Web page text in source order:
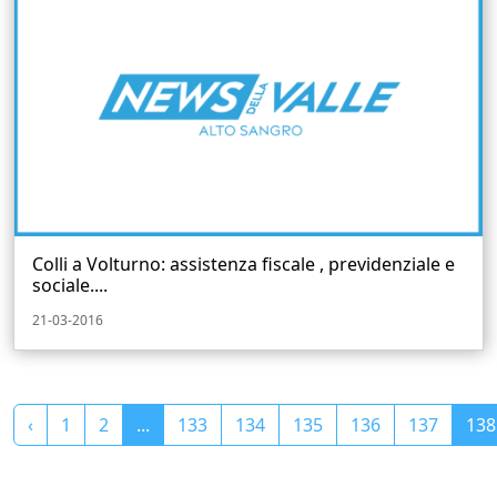
Colli a Volturno: assistenza fiscale , previdenziale e
sociale....
21-03-2016
‹ 1 2 ... 133 134 135 136 137 138